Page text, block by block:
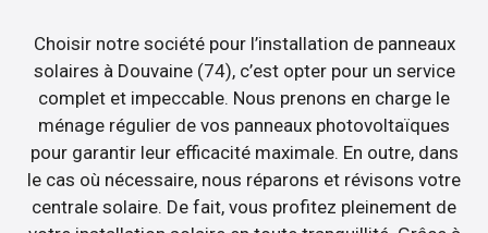
Choisir notre société pour l’installation de panneaux
solaires à Douvaine (74), c’est opter pour un service
complet et impeccable. Nous prenons en charge le
ménage régulier de vos panneaux photovoltaïques
pour garantir leur efficacité maximale. En outre, dans
le cas où nécessaire, nous réparons et révisons votre
centrale solaire. De fait, vous profitez pleinement de